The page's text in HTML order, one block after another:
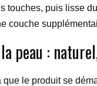
touches, puis lisse
couche
peau :
que le produit se